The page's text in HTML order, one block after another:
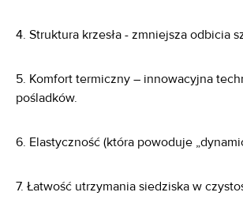
4. Struktura krzesła - zmniejsza odbicia
5. Komfort termiczny – innowacyjna
pośladków.
6. Elastyczność (która powoduje
7. Łatwość utrzymania siedziska w